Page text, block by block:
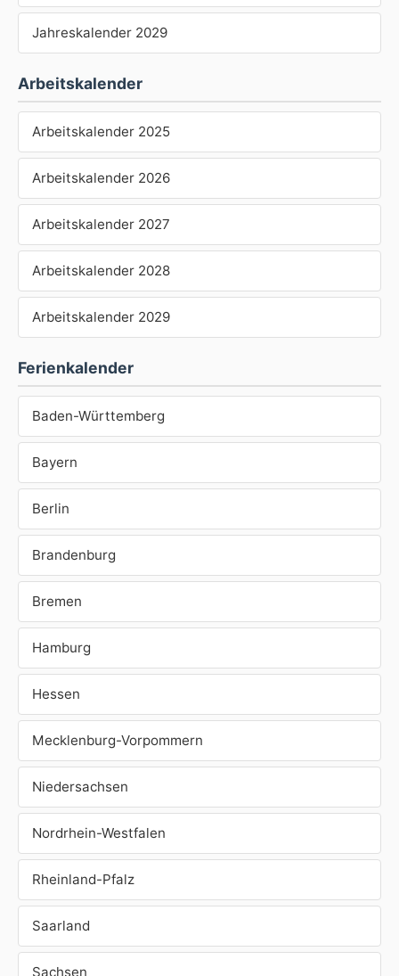
Jahreskalender 2029
Arbeitskalender
Arbeitskalender 2025
Arbeitskalender 2026
Arbeitskalender 2027
Arbeitskalender 2028
Arbeitskalender 2029
Ferienkalender
Baden-Württemberg
Bayern
Berlin
Brandenburg
Bremen
Hamburg
Hessen
Mecklenburg-Vorpommern
Niedersachsen
Nordrhein-Westfalen
Rheinland-Pfalz
Saarland
Sachsen